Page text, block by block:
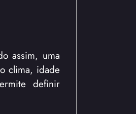
assim, uma
clima, idade
definir